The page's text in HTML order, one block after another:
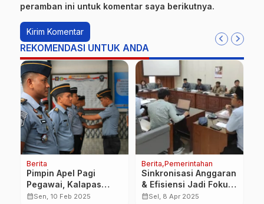
peramban ini untuk komentar saya berikutnya.
REKOMENDASI UNTUK ANDA
Berita
Pimpin Apel Pagi
Pegawai, Kalapas
Banyuwangi Tekankan
calendar_monthSen, 10 Feb 2025
Berita Pemerintahan
Sinkronisasi Anggaran
& Efisiensi Jadi Fokus
Utama, DPRD
calendar_monthSel, 8 Apr 2025